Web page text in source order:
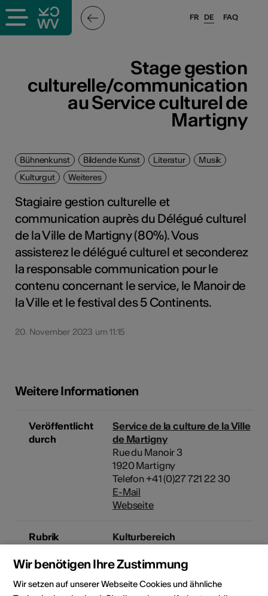
FAQ
FR DE
Stage gestion
culturelle/communication
au Service culturel de
Martigny
Bühnenkunst Bildende Kunst Literatur
Musik
Kulturgut
Weiteres
Stagiaire gestion culturelle et
communication auprès du Délégué culturel
de la Ville de Martigny (80%). Vous
assisterez le délégué culturel et seconderez
la responsable communication pour le
contenu concernant le service, le Manoir de
la Ville et le festival des 5 Continents.
20. November 2023 um 11:15
Weitere Informationen
Veröffentlicht
durch
Service de la culture de la Ville
de Martigny
Rue du Manoir 3
1920 Martigny
Telefon +41 (0)27 721 22 30
E-Mail
Webseite
Rubrik
Kulturbereich
Literatur, Musik, Kulturgut,
Wir benötigen Ihre Zustimmung
Wir setzen auf unserer Webseite Cookies und ähnliche